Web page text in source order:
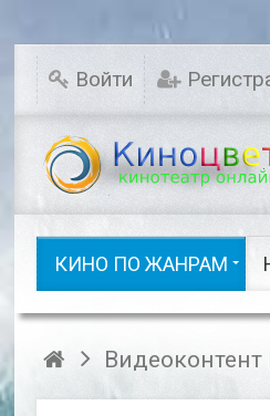
Войти
Кино по
КИНО ПО ЖАНРАМ
Комедии
Детективы
Русское кино
Ужасы
Сказки
Видеоконтент